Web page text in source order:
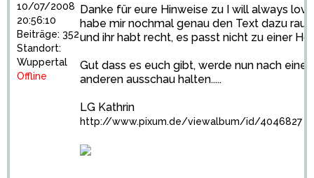
10/07/2008
20:56:10
Beiträge: 352
Standort:
Wuppertal
Offline
Danke für eure Hinweise zu I will always
habe mir nochmal genau den Text dazu
und ihr habt recht, es passt nicht zu einer
Gut dass es euch gibt, werde nun nach
anderen ausschau halten.....
LG Kathrin
http://www.pixum.de/viewalbum/id/4046827